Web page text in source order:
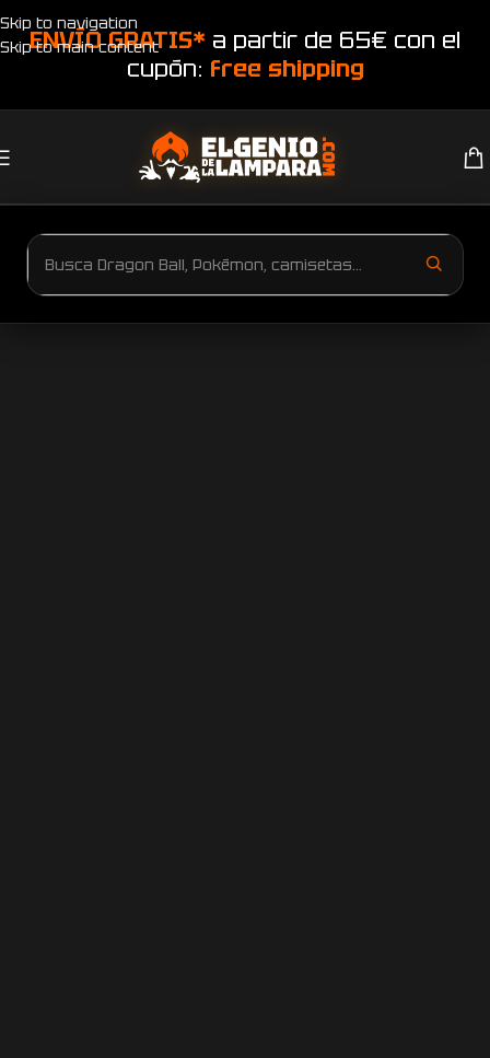
Skip to navigation
Skip to main content
ENVÍO GRATIS* a partir de 65€ con el
cupón: free shipping